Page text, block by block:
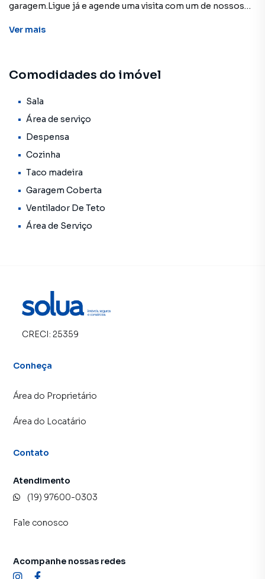
garagem.Ligue já e agende uma visita com um de nossos
neste site, estão sujeitos a sofrer alterações em seus
Ver mais
Comodidades do imóvel
Sala
Área de serviço
Despensa
Cozinha
Taco madeira
Garagem Coberta
Ventilador De Teto
Área de Serviço
CRECI: 25359
Conheça
Área do Proprietário
Área do Locatário
Contato
Atendimento
(19) 97600-0303
Fale conosco
Acompanhe nossas redes